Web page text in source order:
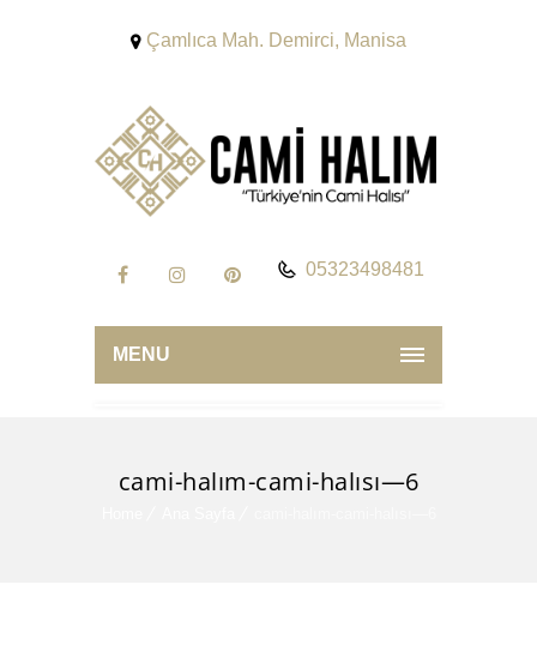
Çamlıca Mah. Demirci, Manisa
05323498481
MENU
cami-halım-cami-halısı—6